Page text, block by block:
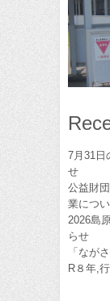
7月31日
せ
公益財
業につ
2026島
らせ
「なが
R８年,